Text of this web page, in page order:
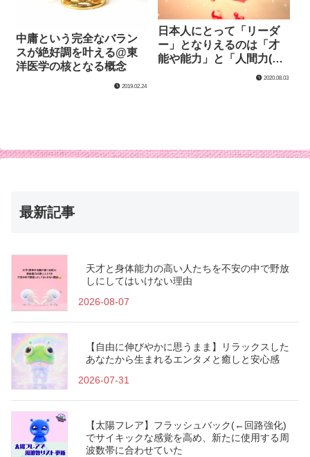
日本人にとって「リーダ
ー」となりえるのは「才
能や能力」と「人間力(社
2020.08.03
中庸という完全なバラン
スが絶好調を叶える@東
洋医学の核となる概念
2019.02.24
最新記事
天才と身体能力の高い人たちを不安の中で野放
しにしてはいけない理由
2026-08-07
【自由に伸びやかに思うまま】リラックスした
あなたから生まれるエンタメと癒しと安心感
2026-07-31
【太陽フレア】フラッシュバック(←回路強化)
でサイキックな感覚を高め、新たに使用する周
波数帯に合わせていた